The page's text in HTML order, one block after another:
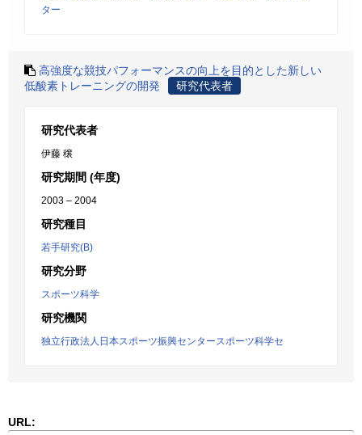
ター
高強度な競技パフォーマンスの向上を目的とした新しい
低酸素トレーニングの開発
研究代表者
研究代表者
伊藤 穣
研究期間 (年度)
2003 – 2004
研究種目
若手研究(B)
研究分野
スポーツ科学
研究機関
独立行政法人日本スポーツ振興センタースポーツ科学セ
URL: